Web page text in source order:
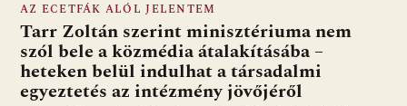
Fotó: media1.hu
AZ ECETFÁK ALÓL JELENTEM
Tarr Zoltán szerint minisztériuma nem
szól bele a közmédia átalakításába –
heteken belül indulhat a társadalmi
egyeztetés az intézmény jövőjéről